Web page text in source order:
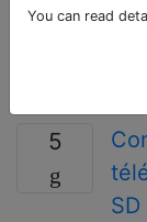
questions
externes.
les balises
5
You can read